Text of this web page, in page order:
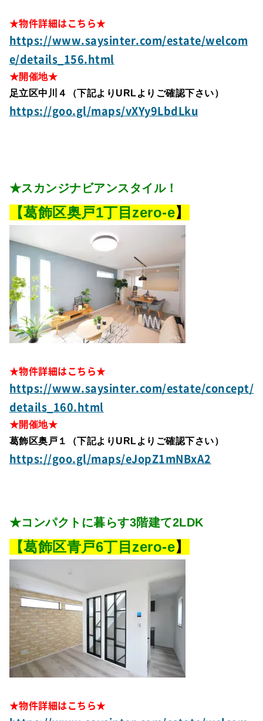
★物件詳細はこちら★
https://www.saysinter.com/estate/welcom
e/details_156.html
★開催地★
足立区中川４（下記よりURLよりご確認下さい）
https://goo.gl/maps/vXYy9LbdLku
★スカンジナビアンスタイル！
【葛飾区奥戸1丁目zero-e】
★物件詳細はこちら★
https://www.saysinter.com/estate/concept/
details_160.html
★開催地★
葛飾区奥戸１（下記よりURLよりご確認下さい）
https://goo.gl/maps/eJopZ1mNBxA2
★コンパクトに暮らす3階建て2LDK
【葛飾区青戸6丁目zero-e】
★物件詳細はこちら★